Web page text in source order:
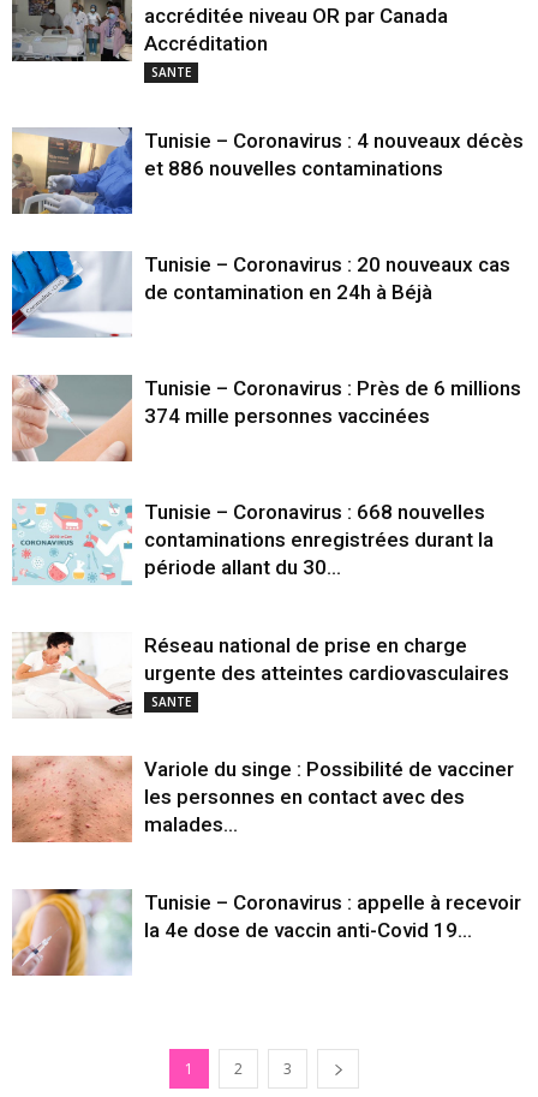
accréditée niveau OR par Canada
Accréditation
SANTE
Tunisie – Coronavirus : 4 nouveaux décès
et 886 nouvelles contaminations
Tunisie – Coronavirus : 20 nouveaux cas
de contamination en 24h à Béjà
Tunisie – Coronavirus : Près de 6 millions
374 mille personnes vaccinées
Tunisie – Coronavirus : 668 nouvelles
contaminations enregistrées durant la
période allant du 30...
Réseau national de prise en charge
urgente des atteintes cardiovasculaires
SANTE
Variole du singe : Possibilité de vacciner
les personnes en contact avec des
malades...
Tunisie – Coronavirus : appelle à recevoir
la 4e dose de vaccin anti-Covid 19...
1 2 3